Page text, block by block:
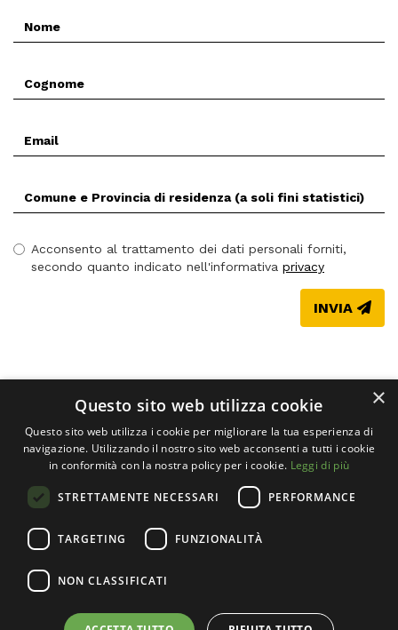
Nome
*
Cognome
*
Email
*
Comune
(Prov.)
residenza
Acconsento al trattamento dei dati personali forniti,
secondo quanto indicato nell'informativa privacy
INVIA
Società cooperativa sociale Il Mosaico Servizi ETS
Privacy-Dichiarazione di accessibilità
×
Questo sito web utilizza cookie
Questo sito web utilizza i cookie per migliorare la tua esperienza di
navigazione. Utilizzando il nostro sito web acconsenti a tutti i cookie
in conformità con la nostra policy per i cookie. Leggi di più
STRETTAMENTE NECESSARI PERFORMANCE
TARGETING FUNZIONALITÀ
NON CLASSIFICATI